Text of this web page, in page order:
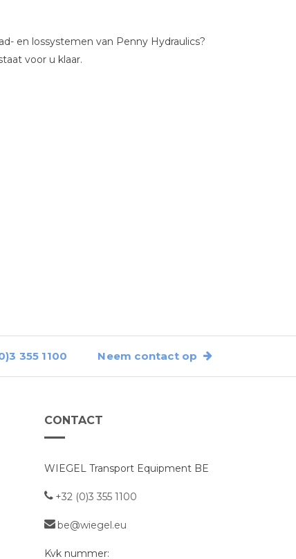
en lossystemen van Penny Hydraulics?
voor u klaar.
355 1100 Neem contact op
CONTACT
WIEGEL Transport Equipment BE
+32 (0)3 355 1100
be@wiegel.eu
Kvk nummer: